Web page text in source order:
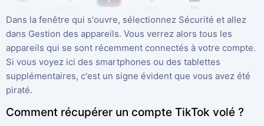
Dans la fenêtre qui s'ouvre, sélectionnez Sécurité et allez
dans Gestion des appareils. Vous verrez alors tous les
appareils qui se sont récemment connectés à votre compte.
Si vous voyez ici des smartphones ou des tablettes
supplémentaires, c'est un signe évident que vous avez été
piraté.
Comment récupérer un compte TikTok volé ?